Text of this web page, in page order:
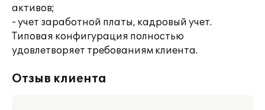
активов;
- учет заработной платы, кадровый учет.
Типовая конфигурация полностью
удовлетворяет требованиям клиента.
Отзыв клиента